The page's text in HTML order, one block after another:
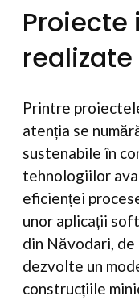
Proiecte
realizate
Printre
atenția se
sustenabile în
tehnologiilor
eficienței
unor aplicații
din Năvodari, de
dezvolte un
construcțiile